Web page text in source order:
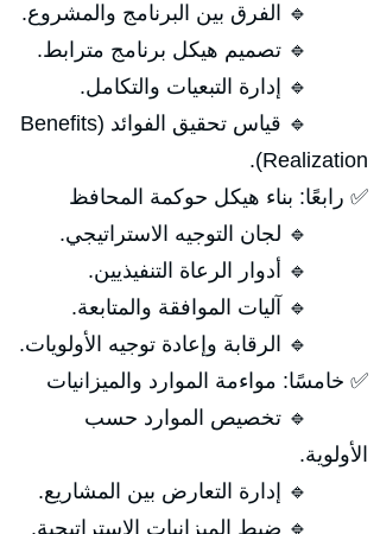
🔹 الفرق بين البرنامج والمشروع.
🔹 تصميم هيكل برنامج مترابط.
🔹 إدارة التبعيات والتكامل.
🔹 قياس تحقيق الفوائد (Benefits
Realization).
✅ رابعًا: بناء هيكل حوكمة المحافظ
🔹 لجان التوجيه الاستراتيجي.
🔹 أدوار الرعاة التنفيذيين.
🔹 آليات الموافقة والمتابعة.
🔹 الرقابة وإعادة توجيه الأولويات.
✅ خامسًا: مواءمة الموارد والميزانيات
🔹 تخصيص الموارد حسب
الأولوية.
🔹 إدارة التعارض بين المشاريع.
🔹 ضبط الميزانيات الاستراتيجية.